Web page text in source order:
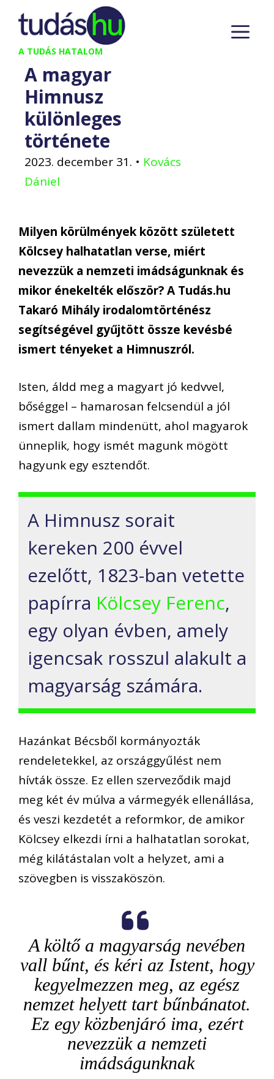
Kilépés
tartalomba
A TUDÁS HATALOM
A magyar
Himnusz
különleges
története
2023. december 31. • Kovács
Dániel
Milyen körülmények között született
Kölcsey halhatatlan verse, miért
nevezzük a nemzeti imádságunknak és
mikor énekelték először? A Tudás.hu
Takaró Mihály irodalomtörténész
segítségével gyűjtött össze kevésbé
ismert tényeket a Himnuszról.
Isten, áldd meg a magyart jó kedvvel,
bőséggel – hamarosan felcsendül a jól
ismert dallam mindenütt, ahol magyarok
ünneplik, hogy ismét magunk mögött
hagyunk egy esztendőt.
A Himnusz sorait
kereken 200 évvel
ezelőtt, 1823-ban vetette
papírra Kölcsey Ferenc,
egy olyan évben, amely
igencsak rosszul alakult a
magyarság számára.
Hazánkat Bécsből kormányozták
rendeletekkel, az országgyűlést nem
hívták össze. Ez ellen szerveződik majd
meg két év múlva a vármegyék ellenállása,
és veszi kezdetét a reformkor, de amikor
Kölcsey elkezdi írni a halhatatlan sorokat,
még kilátástalan volt a helyzet, ami a
szövegben is visszaköszön.
A költő a magyarság nevében
vall bűnt, és kéri az Istent, hogy
kegyelmezzen meg, az egész
nemzet helyett tart bűnbánatot.
Ez egy közbenjáró ima, ezért
nevezzük a nemzeti
imádságunknak